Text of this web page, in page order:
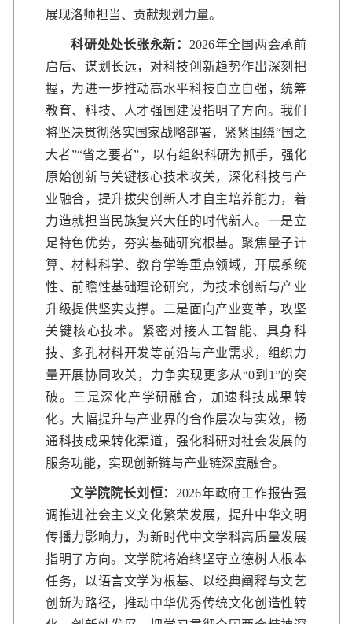
展现洛师担当、贡献规划力量。
科研处处长张永新： 2026年全国两会承前
启后、谋划长远，对科技创新趋势作出深刻把
握，为进一步推动高水平科技自立自强，统筹
教育、科技、人才强国建设指明了方向。我们
将坚决贯彻落实国家战略部署，紧紧围绕“国之
大者”“省之要者”，以有组织科研为抓手，强化
原始创新与关键核心技术攻关，深化科技与产
业融合，提升拔尖创新人才自主培养能力，着
力造就担当民族复兴大任的时代新人。一是立
足特色优势，夯实基础研究根基。聚焦量子计
算、材料科学、教育学等重点领域，开展系统
性、前瞻性基础理论研究，为技术创新与产业
升级提供坚实支撑。二是面向产业变革，攻坚
关键核心技术。紧密对接人工智能、具身科
技、多孔材料开发等前沿与产业需求，组织力
量开展协同攻关，力争实现更多从“0到1”的突
破。三是深化产学研融合，加速科技成果转
化。大幅提升与产业界的合作层次与实效，畅
通科技成果转化渠道，强化科研对社会发展的
服务功能，实现创新链与产业链深度融合。
文学院院长刘恒： 2026年政府工作报告强
调推进社会主义文化繁荣发展，提升中华文明
传播力影响力，为新时代中文学科高质量发展
指明了方向。文学院将始终坚守立德树人根本
任务，以语言文学为根基、以经典阐释与文艺
创新为路径，推动中华优秀传统文化创造性转